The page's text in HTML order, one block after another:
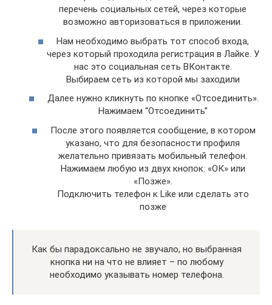
перечень социальных сетей, через которые
возможно авторизоваться в приложении.
Нам необходимо выбрать тот способ входа,
через который проходила регистрация в Лайке. У
нас это социальная сеть ВКонтакте.
Выбираем сеть из которой мы заходили
Далее нужно кликнуть по кнопке «Отсоединить».
Нажимаем “Отсоединить”
После этого появляется сообщение, в котором
указано, что для безопасности профиля
желательно привязать мобильный телефон.
Нажимаем любую из двух кнопок: «ОК» или
«Позже».
Подключить телефон к Like или сделать это
позже
Как бы парадоксально не звучало, но выбранная
кнопка ни на что не влияет – по любому
необходимо указывать номер телефона.